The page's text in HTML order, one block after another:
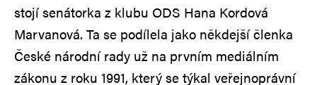
stojí senátorka z klubu ODS Hana Kordová
Marvanová. Ta se podílela jako někdejší členka
České národní rady už na prvním mediálním
zákonu z roku 1991, který se týkal veřejnoprávní